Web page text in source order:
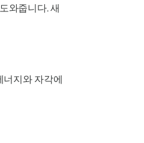
와줍니다. 새
너지와 자각에